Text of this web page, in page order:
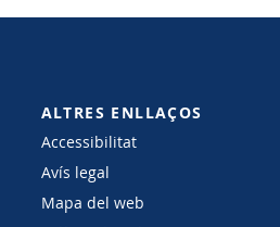
ALTRES ENLLAÇOS
Accessibilitat
Avís legal
Mapa del web